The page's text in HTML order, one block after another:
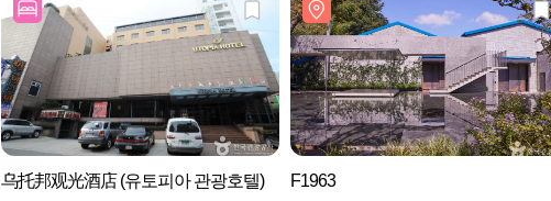
乌托邦观光酒店 (유토피아 관광호텔) F1963